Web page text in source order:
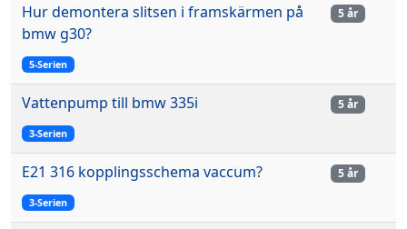
Hur demontera slitsen i framskärmen på
bmw g30?
5-Serien
5 år
Vattenpump till bmw 335i
3-Serien
5 år
E21 316 kopplingsschema vaccum?
3-Serien
5 år